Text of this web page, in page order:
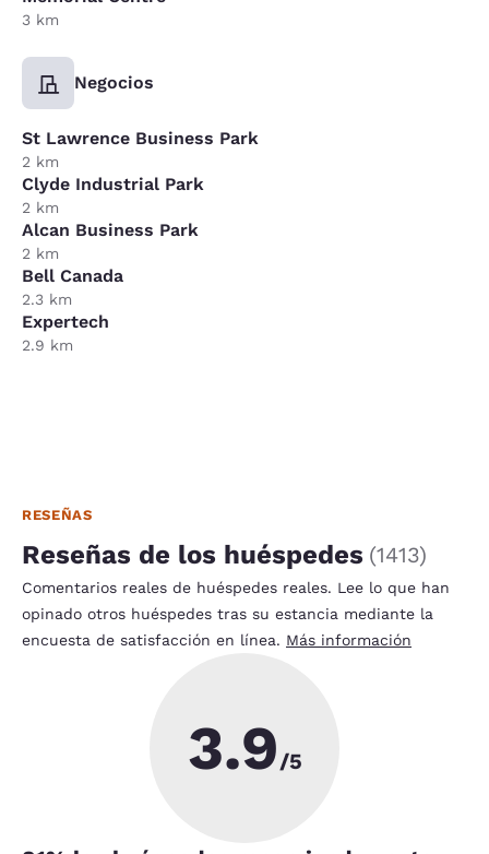
3 km
Negocios
St Lawrence Business Park
2 km
Clyde Industrial Park
2 km
Alcan Business Park
2 km
Bell Canada
2.3 km
Expertech
2.9 km
RESEÑAS
Reseñas de los huéspedes (1413)
Comentarios reales de huéspedes reales. Lee lo que han
opinado otros huéspedes tras su estancia mediante la
encuesta de satisfacción en línea. Más información
3.9/5